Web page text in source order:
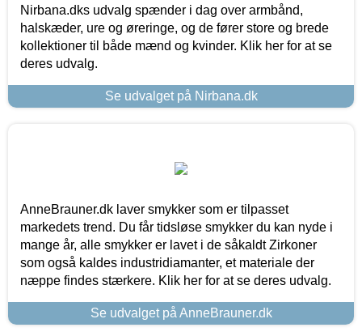
Nirbana.dks udvalg spænder i dag over armbånd,
halskæder, ure og øreringe, og de fører store og brede
kollektioner til både mænd og kvinder. Klik her for at se
deres udvalg.
Se udvalget på Nirbana.dk
AnneBrauner.dk laver smykker som er tilpasset
markedets trend. Du får tidsløse smykker du kan nyde i
mange år, alle smykker er lavet i de såkaldt Zirkoner
som også kaldes industridiamanter, et materiale der
næppe findes stærkere. Klik her for at se deres udvalg.
Se udvalget på AnneBrauner.dk